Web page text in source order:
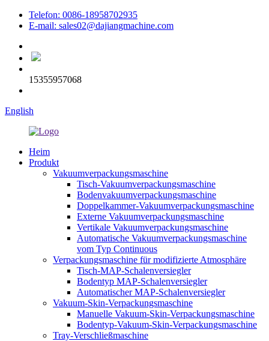
Telefon: 0086-18958702935
E-mail: sales02@dajiangmachine.com
15355957068
English
Heim
Produkt
Vakuumverpackungsmaschine
Tisch-Vakuumverpackungsmaschine
Bodenvakuumverpackungsmaschine
Doppelkammer-Vakuumverpackungsmaschine
Externe Vakuumverpackungsmaschine
Vertikale Vakuumverpackungsmaschine
Automatische Vakuumverpackungsmaschine
vom Typ Continuous
Verpackungsmaschine für modifizierte Atmosphäre
Tisch-MAP-Schalenversiegler
Bodentyp MAP-Schalenversiegler
Automatischer MAP-Schalenversiegler
Vakuum-Skin-Verpackungsmaschine
Manuelle Vakuum-Skin-Verpackungsmaschine
Bodentyp-Vakuum-Skin-Verpackungsmaschine
Tray-Verschließmaschine